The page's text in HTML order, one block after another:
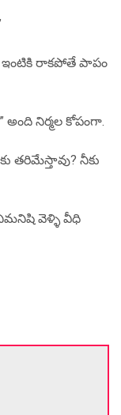
ఇంటికి రాకపోతే పాపం
నిర్మల కోపంగా.
తరిమేస్తావు? నీకు
వెళ్ళి వీధి